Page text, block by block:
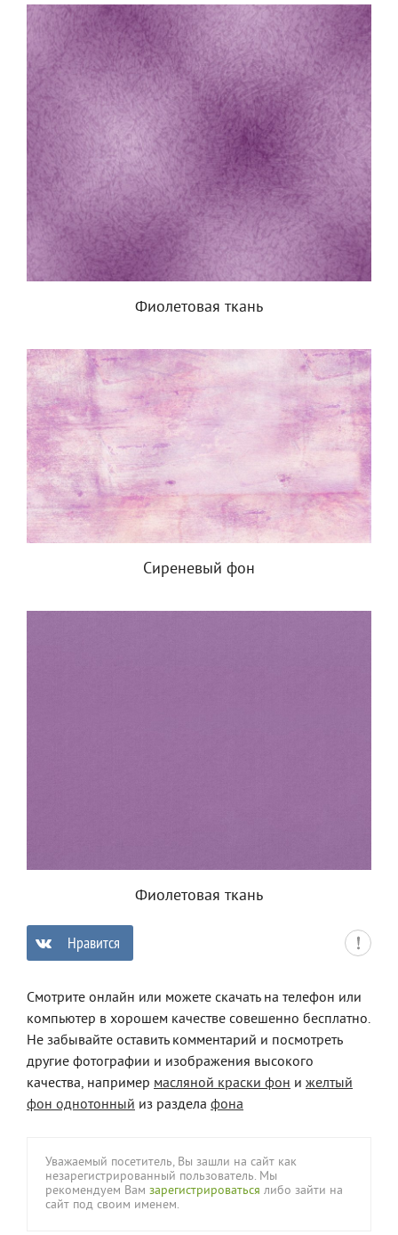
Фиолетовая ткань
Сиреневый фон
Фиолетовая ткань
Нравится
Смотрите онлайн или можете скачать на телефон или
компьютер в хорошем качестве совешенно бесплатно.
Не забывайте оставить комментарий и посмотреть
другие фотографии и изображения высокого
качества, например масляной краски фон и желтый
фон однотонный из раздела фона
Уважаемый посетитель, Вы зашли на сайт как
незарегистрированный пользователь. Мы
рекомендуем Вам зарегистрироваться либо зайти на
сайт под своим именем.